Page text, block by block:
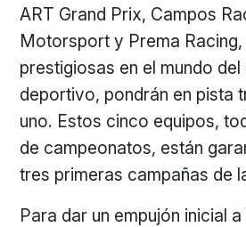
ART Grand Prix, Campos
Motorsport y Prema
prestigiosas en el mundo
deportivo, pondrán en pista
uno. Estos cinco equipos,
de campeonatos, están
tres primeras campañas de
Para dar un empujón inicial